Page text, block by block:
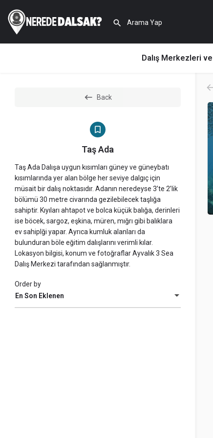
Dalış Merkezleri
Back
Taş Ada
Taş Ada Dalışa uygun kısımları güney ve güneybatı
kısımlarında yer alan bölge her seviye dalgıç için
müsait bir dalış noktasıdır. Adanın neredeyse 3’te 2’lik
bölümü 30 metre civarında gezilebilecek taşlığa
sahiptir. Kıyıları ahtapot ve bolca küçük balığa, derinleri
ise böcek, sargoz, eşkina, müren, mığrı gibi balıklara
ev sahiplği yapar. Ayrıca kumluk alanları da
bulunduran böle eğitim dalışlarını verimli kılar.
Lokasyon bilgisi, konum ve fotoğraflar Ayvalık 3 Sea
Dalış Merkezi tarafından sağlanmıştır.
En Son Eklenen
Order by